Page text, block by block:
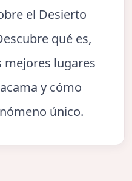
el Desierto
qué es,
mejores lugares
y cómo
único.